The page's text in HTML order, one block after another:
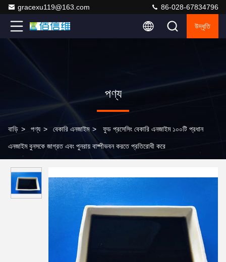
gracexu119@163.com 86-028-67834796
উদ্ধৃতি
পণ্য
বাড়ি > পণ্য > বেকারি এনজাইম > ফুড প্রসেসিং বেকারি এনজাইম ১০০টি প্রধান
এনজাইম বুনসকে জাগ্রত এবং পুনরায় বাষ্পীভবন করতে প্রতিরোধী করে